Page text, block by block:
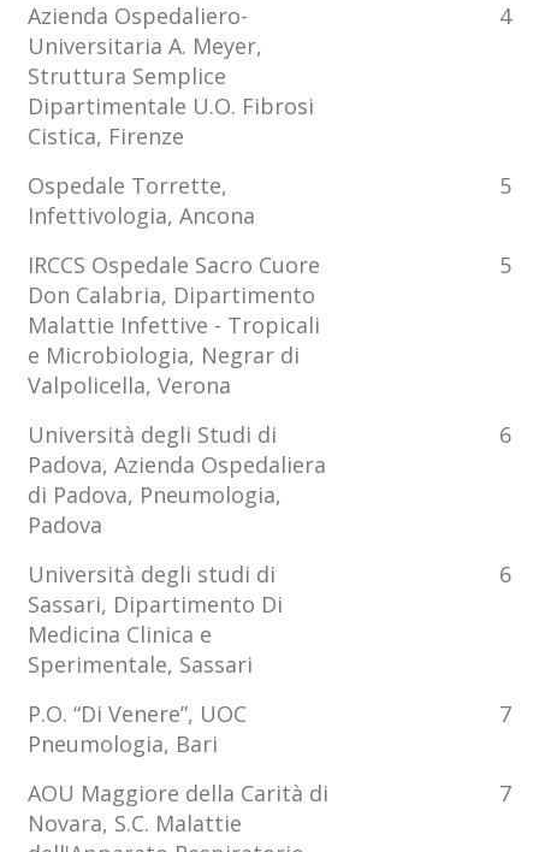
Azienda Ospedaliero-
Universitaria A. Meyer,
Struttura Semplice
Dipartimentale U.O. Fibrosi
Cistica, Firenze
4
Ospedale Torrette,
Infettivologia, Ancona
5
IRCCS Ospedale Sacro Cuore
Don Calabria, Dipartimento
Malattie Infettive - Tropicali
e Microbiologia, Negrar di
Valpolicella, Verona
5
Università degli Studi di
Padova, Azienda Ospedaliera
di Padova, Pneumologia,
Padova
6
Università degli studi di
Sassari, Dipartimento Di
Medicina Clinica e
Sperimentale, Sassari
6
P.O. “Di Venere”, UOC
Pneumologia, Bari
7
AOU Maggiore della Carità di
Novara, S.C. Malattie
7